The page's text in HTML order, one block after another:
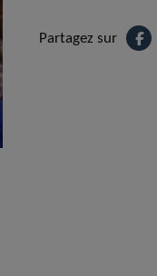
Partagez sur